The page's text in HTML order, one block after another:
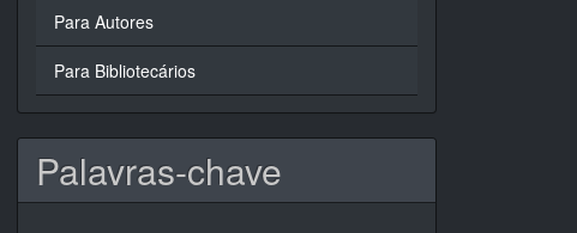
Para Autores
Para Bibliotecários
Palavras-chave